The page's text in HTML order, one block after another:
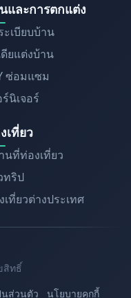
และการตกแต่ง
ะเบียบบ้าน
ดียแต่งบ้าน
ซ่อมแซม
ร์นิเจอร์
เที่ยว
นที่ท่องเที่ยว
ทริป
เที่ยวต่างประเทศ
สิทธิ์
นส่วนตัว นโยบายคุกกี้